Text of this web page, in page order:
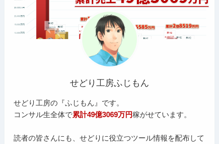
せどり工房ふじもん
せどり工房の『ふじもん』です。
コンサル生全体で累計49億3069万円稼がせています。
読者の皆さんにも、せどりに役立つツール情報を配布して